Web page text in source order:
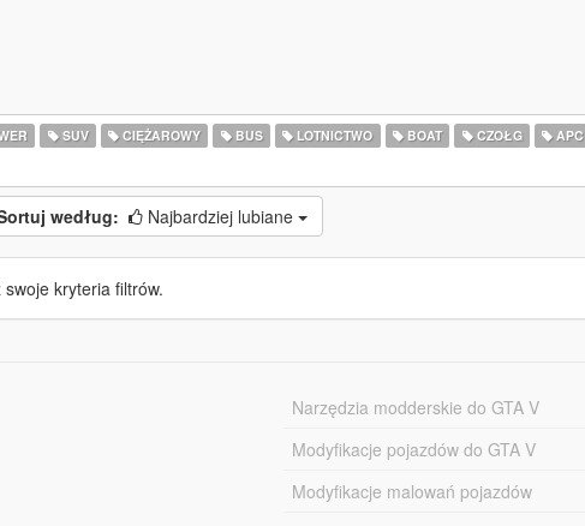
SUV CIĘŻAROWY BUS LOTNICTWO BOAT CZOŁG APC
według: Najbardziej lubiane
kryteria filtrów.
Narzędzia modderskie do GTA V
Modyfikacje pojazdów do GTA V
Modyfikacje malowań pojazdów